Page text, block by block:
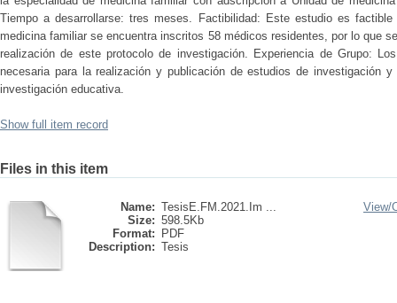
Tiempo a desarrollarse: tres meses. Factibilidad: Este estudio es
medicina familiar se encuentra inscritos 58 médicos residentes, por lo que
realización de este protocolo de investigación. Experiencia de Grupo:
necesaria para la realización y publicación de estudios de investigación
investigación educativa.
Show full item record
Files in this item
Name: TesisE.FM.2021.Im ...
Size: 598.5Kb
Format:
PDF
Description: Tesis
View/